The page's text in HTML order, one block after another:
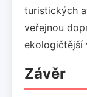
turistických
veřejnou
ekologičtější
Závěr